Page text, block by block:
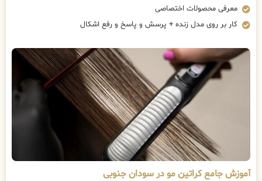
معرفی محصولات اختصاصی
کار بر روی مدل زنده + پرسش و پاسخ و رفع اشکال
آموزش جامع کراتین مو در سودان جنوبی